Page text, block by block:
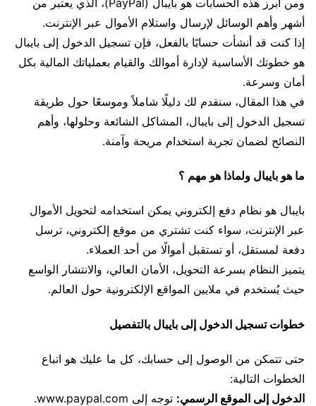
أشهر وأهم الوسائل لإرسال واستلام الأموال عبر الإنترنت.
إذا كنت قد أنشأت حسابًا بالفعل، فإن تسجيل الدخول إلى بايبال
هو خطوتك الأساسية لإدارة أموالك والقيام بعملياتك المالية بكل
أمان وسرعة.
في هذا المقال، سنقدم لك دليلًا شاملاً وموسعًا حول طريقة
تسجيل الدخول إلى بايبال، المشاكل الشائعة وحلولها، وأهم
النصائح لضمان تجربة استخدام مريحة وآمنة.
ما هو بايبال ولماذا هو مهم ؟
بايبال هو نظام دفع إلكتروني يمكن استخدامه لتحويل الأموال
عبر الإنترنت، سواء كنت تشتري من موقع إلكتروني، ترسل
دفعة لمستقل، أو تستقبل أموالًا من أحد العملاء.
يتميز النظام بسرعة التحويل، الأمان العالي، والانتشار الواسع
حيث يُستخدم في ملايين المواقع الإلكترونية حول العالم.
خطوات تسجيل الدخول إلى بايبال بالتفصيل
حتى تتمكن من الوصول إلى حسابك، كل ما عليك هو اتباع
الخطوات التالية:
الدخول إلى الموقع الرسمي: توجه إلى www.paypal.com.